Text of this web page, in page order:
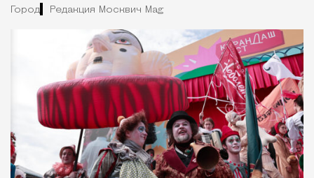
Город Редакция Москвич Mag